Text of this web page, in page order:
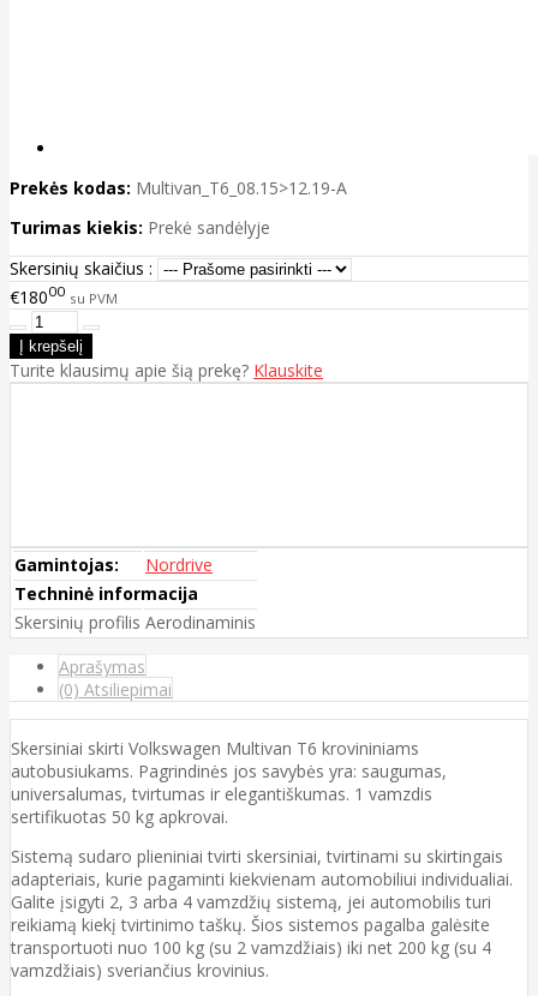
Prekės kodas: Multivan_T6_08.15>12.19-A
Turimas kiekis: Prekė sandėlyje
Skersinių skaičius :
€18000 su PVM
Turite klausimų apie šią prekę? Klauskite
Gamintojas:
Nordrive
Techninė informacija
Skersinių profilis Aerodinaminis
Aprašymas
(0) Atsiliepimai
Skersiniai skirti Volkswagen Multivan T6 krovininiams
autobusiukams. Pagrindinės jos savybės yra: saugumas,
universalumas, tvirtumas ir elegantiškumas. 1 vamzdis
sertifikuotas 50 kg apkrovai.
Sistemą sudaro plieniniai tvirti skersiniai, tvirtinami su skirtingais
adapteriais, kurie pagaminti kiekvienam automobiliui individualiai.
Galite įsigyti 2, 3 arba 4 vamzdžių sistemą, jei automobilis turi
reikiamą kiekį tvirtinimo taškų. Šios sistemos pagalba galėsite
transportuoti nuo 100 kg (su 2 vamzdžiais) iki net 200 kg (su 4
vamzdžiais) sveriančius krovinius.